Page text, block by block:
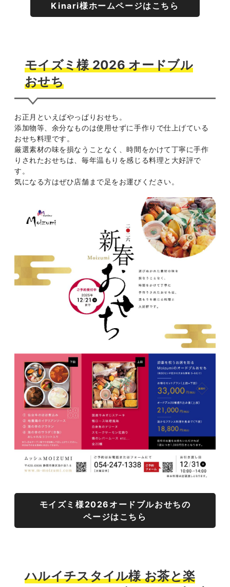
Kinari様ホームページはこちら
モイズミ様 2026 オードブル
おせち
お正月といえばやっぱりおせち。
添加物等、余分なものは使用せずに手作りで仕上げている
おせち料理です。
厳選素材の味を損なうことなく、時間をかけて丁寧に手作
りされたおせちは、毎年温もりを感じる料理と大好評で
す。
気になる方はぜひ店舗まで足をお運びください。
モイズミ様2026オードブルおせちの
ページはこちら
ハルイチスタイル様 お茶と楽